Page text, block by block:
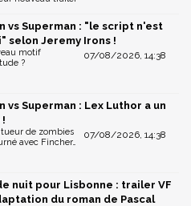
vs Superman : "le script n'est
selon Jeremy Irons !
07/08/2026, 14:38
motif
?
vs Superman : Lex Luthor a un
07/08/2026, 14:38
de zombies
avec Fincher…
nuit pour Lisbonne : trailer VF
du roman de Pascal